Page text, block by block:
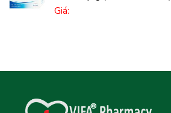
Giá: